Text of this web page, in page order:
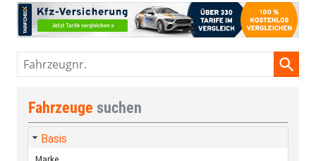
Fahrzeugnr.
Fahrzeuge suchen
Basis